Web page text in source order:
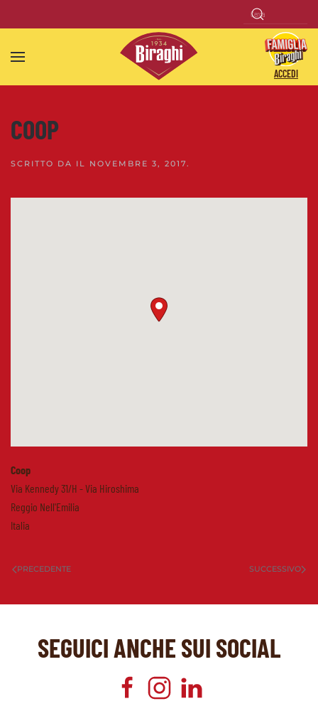
Skip to main content
ACCEDI
COOP
SCRITTO DA IL NOVEMBRE 3, 2017.
Coop
Via Kennedy 31/H - Via Hiroshima
Reggio Nell'Emilia
Italia
PRECEDENTE SUCCESSIVO
SEGUICI ANCHE SUI SOCIAL